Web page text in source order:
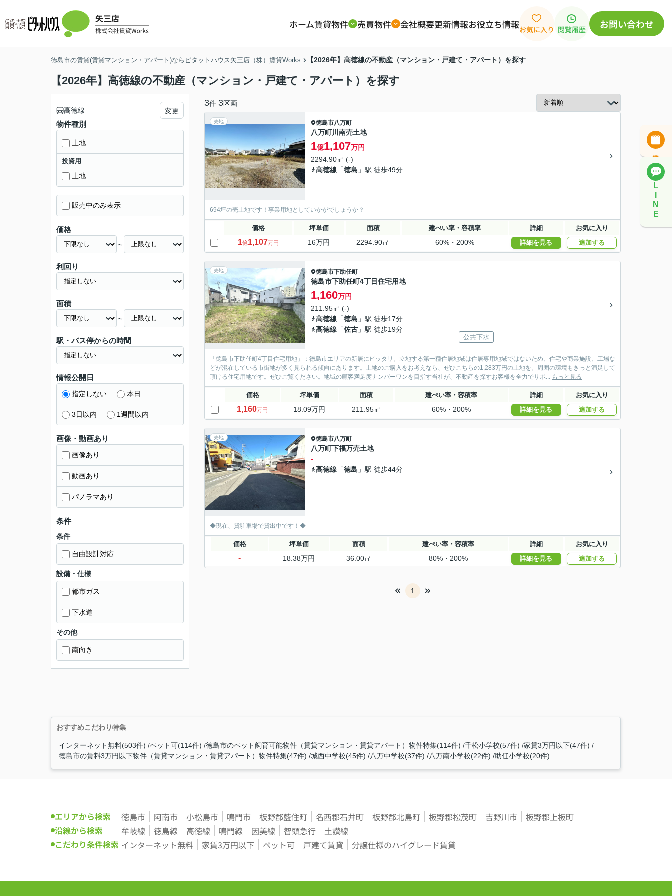
ホーム賃貸物件 売買物件 会社概要更新情報お役立ち情報お気に入り 閲覧履歴 お問い合わせ
L
N
E
徳島市の賃貸(賃貸マンション・アパート)ならピタットハウス矢三店（株）賃貸Works 【2026年】高徳線の不動産（マンション・戸建て・アパート）を探す
【2026年】高徳線の不動産（マンション・戸建て・アパート）を探す
3件 3区画
売地 徳島市八万町
八万町川南売土地
1億1,107万円
2294.90㎡ (-)
高徳線 「徳島 」駅 徒歩49分
694坪の売土地です！事業用地としていかがでしょうか？
価格 坪単価 面積 建ぺい率・容積率 詳細 お気に入り
1億1,107万円 16万円 2294.90㎡ 60%・200% 詳細を見る 追加する
売地 徳島市下助任町
徳島市下助任町4丁目住宅用地
1,160万円
211.95㎡ (-)
高徳線 「徳島 」駅 徒歩17分
高徳線 「佐古 」駅 徒歩19分
公共下水
「徳島市下助任町4丁目住宅用地」：徳島市エリアの新居にピッタリ。立地する第一種住居地域は住居専用地域ではないため、住宅や商業施設、工場な
どが混在している市街地が多く見られる傾向にあります。土地のご購入をお考えなら、ぜひこちらの1,283万円の土地を。周囲の環境もきっと満足して
頂ける住宅用地です。ぜひご覧ください。地域の顧客満足度ナンバーワンを目指す当社が、不動産を探すお客様を全力でサポ... もっと見る
価格 坪単価 面積 建ぺい率・容積率 詳細 お気に入り
1,160万円 18.09万円 211.95㎡ 60%・200% 詳細を見る 追加する
売地 徳島市八万町
八万町下福万売土地
-
高徳線 「徳島 」駅 徒歩44分
◆現在、貸駐車場で貸出中です！◆
価格 坪単価 面積 建ぺい率・容積率 詳細 お気に入り
- 18.38万円 36.00㎡ 80%・200% 詳細を見る 追加する
1
高徳線 変更
物件種別
土地
投資用
土地
販売中のみ表示
価格
～
利回り
面積
～
駅・バス停からの時間
情報公開日
指定しない 本日
3日以内 1週間以内
画像・動画あり
画像あり
動画あり
パノラマあり
条件
条件
自由設計対応
設備・仕様
都市ガス
下水道
その他
南向き
おすすめこだわり特集
インターネット無料(503件) ペット可(114件) 徳島市のペット飼育可能物件（賃貸マンション・賃貸アパート）物件特集(114件) 千松小学校(57件) 家賃3万円以下(47件)
徳島市の賃料3万円以下物件（賃貸マンション・賃貸アパート）物件特集(47件) 城西中学校(45件) 八万中学校(37件) 八万南小学校(22件) 助任小学校(20件)
エリアから検索 徳島市 阿南市 小松島市 鳴門市 板野郡藍住町 名西郡石井町 板野郡北島町 板野郡松茂町 吉野川市
板野郡上板町
沿線から検索
牟岐線 徳島線 高徳線 鳴門線 因美線 智頭急行
土讃線
こだわり条件検索 インターネット無料 家賃3万円以下 ペット可 戸建て賃貸 分譲仕様のハイグレード賃貸